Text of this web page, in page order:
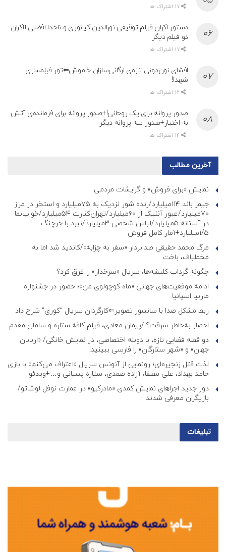
دستور اکران فیلم توقیفی نورالدین کیانوری و ناخدا افضلی+اکران
دو فیلم دیگر
افشای نون‌دونی تازه‌ی ارگانی‌سازان خاموش⇐تور فیلمسازی
شهدا!
صدور پروانه برای یک روحانی!+صدور پروانه برای فرمانده‌ی آتش
به اختیار+صدور سه پروانه دیگر
آخرین مطالب
نمایش «برای فروش» و گرایشات مردمی
جیمز باند ۱۱۴میلیارد/زنده شور نزدیک به ۷۵میلیارد و استخر در مرز
۷۰میلیارد/عبور آنتیک از ۶۰میلیارد/تهران‌کنارت ۵۴میلیارد/خواب‌نما
در آستانه ۵میلیارد/لباس شخصی ۳میلیارد/نبرد با خرچنگ
۱/۵میلیارد+آمار کامل فروش
مرگ محمد حقیقی صدابردار «سفر به چزابه»/کاندید شد اما به
مخملباف، باخت
چگونه گرداب کلیشه‌ها، سریال «سرخدار» را غرق کرد؟
ادامه موفقیت‌های جهانی «ماه کوچولوی من»؛ حضور در جشنواره
ماربیا اسپانیا
ربط مشکل صدا با سانسور تصویر⇐کارگردان سریال “کوری” شرح داد
احضار به‌خاطر سرقت؟!/پیمان معادی، فیلم کافه ستاره و سامان مقدم
دو قصه فضایی تازه، با دوبله اختصاصی، در نمایش خانگی/ «اربابان
جهان» و «شهر ستارگان» را فارسی ببینید!
لذت قتل زنجیره‌ای؛ رونمایی از آنونس سریال «اعتراف می‌کنم» با بازی
حامد بهداد، علی مصفا، آزاده صمدی، ستاره پسیانی و…+ویدئو
دور جدید اجراهای نمایش کمدی «مادرکیو» در عمارت نوفل لوشاتو/
بازیگران معرفی شدند
تبلیغات